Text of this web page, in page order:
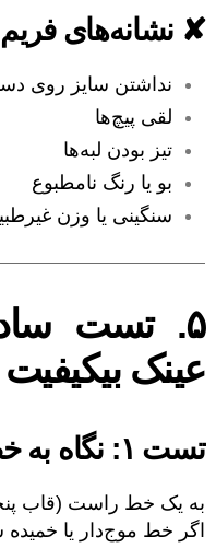
✘ نشانه‌های
نداشتن سایز روی
لقی پیچ‌ها
تیز بودن لبه‌ها
بو یا رنگ نامطبوع
سنگینی یا وزن
۵. تست
عینک
تست ۱: نگاه به خطوط مستقیم
به یک خط راست (قاب
اگر خط موج‌دار یا